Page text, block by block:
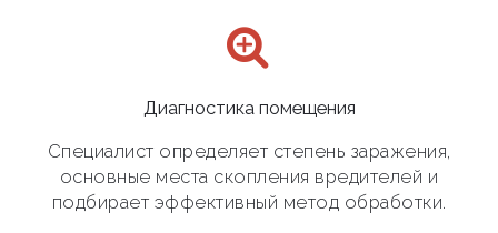
Диагностика помещения
Специалист определяет степень заражения,
основные места скопления вредителей и
подбирает эффективный метод обработки.